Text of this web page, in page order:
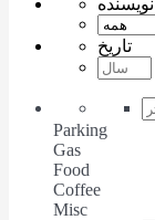
نویسنده
تاریخ
Parking
Gas
Food
Coffee
Misc